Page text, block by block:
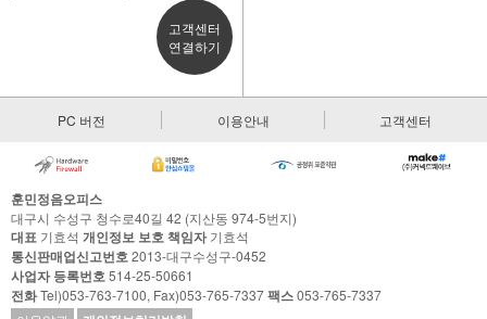
고객센터
연결하기
PC 버전 이용안내 고객센터
훈민정음오피스
대구시 수성구 청수로40길 42 (지산동 974-5번지)
대표 기효석 개인정보 보호 책임자기효석
통신판매업신고번호2013-대구수성구-0452
사업자 등록번호514-25-50661
전화Tel)053-763-7100, Fax)053-765-7337팩스053-765-7337